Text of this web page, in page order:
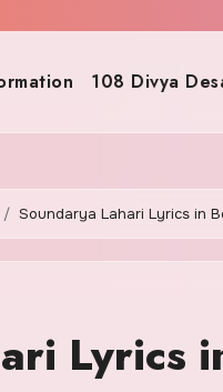
108 Divya
Soundarya Lahari Lyrics in
Lyrics